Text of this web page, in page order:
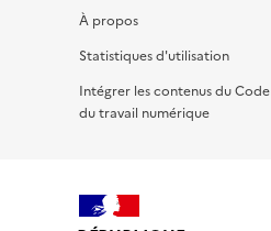
À propos
Statistiques d'utilisation
Intégrer les contenus du Code
du travail numérique